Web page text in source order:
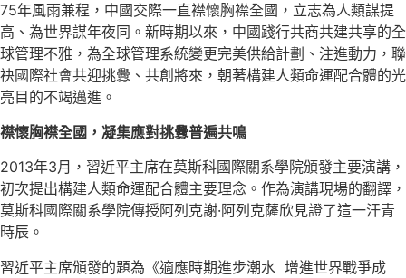
75年風雨兼程，中國交際一直襟懷胸襟全國，立志為人類謀提
高、為世界謀年夜同。新時期以來，中國踐行共商共建共享的全
球管理不雅，為全球管理系統變更完美供給計劃、注進動力，聯
袂國際社會共迎挑釁、共創將來，朝著構建人類命運配合體的光
亮目的不竭邁進。
襟懷胸襟全國，凝集應對挑釁普遍共鳴
2013年3月，習近平主席在莫斯科國際關系學院頒發主要演講，
初次提出構建人類命運配合體主要理念。作為演講現場的翻譯，
莫斯科國際關系學院傳授阿列克謝·阿列克薩欣見證了這一汗青
時辰。
習近平主席頒發的題為《適應時期進步潮水 增進世界戰爭成